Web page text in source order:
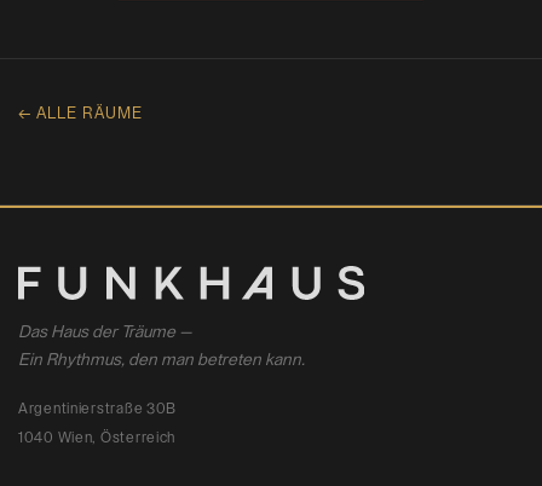
← ALLE RÄUME
Das Haus der Träume —
Ein Rhythmus, den man betreten kann.
Argentinierstraße 30B
1040 Wien, Österreich